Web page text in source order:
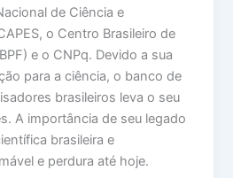
de Ciência e
o Centro Brasileiro de
e o CNPq. Devido a sua
para a ciência, o banco de
brasileiros leva o seu
A importância de seu legado
brasileira e
e perdura até hoje.